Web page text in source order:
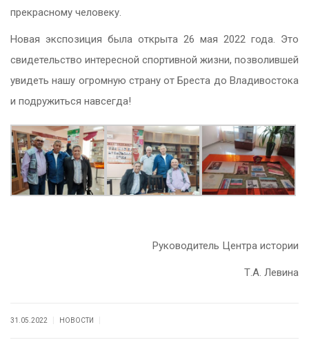
прекрасному человеку.
Новая экспозиция была открыта 26 мая 2022 года. Это
свидетельство интересной спортивной жизни, позволившей
увидеть нашу огромную страну от Бреста до Владивостока
и подружиться навсегда!
Руководитель Центра истории
Т.А. Левина
31.05.2022 НОВОСТИ